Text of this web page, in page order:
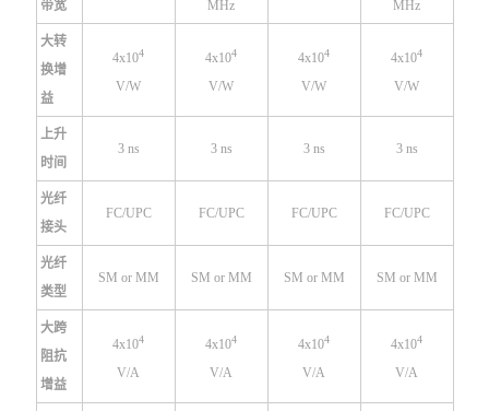
带宽 MHz MHz
大转
换增
益
4x104
V/W
4x104
V/W
4x104
V/W
4x104
V/W
上升
时间
3 ns 3 ns 3 ns 3 ns
光纤
接头
FC/UPC FC/UPC FC/UPC FC/UPC
光纤
类型
SM or MM SM or MM SM or MM SM or MM
大跨
阻抗
增益
4x104
V/A
4x104
V/A
4x104
V/A
4x104
V/A